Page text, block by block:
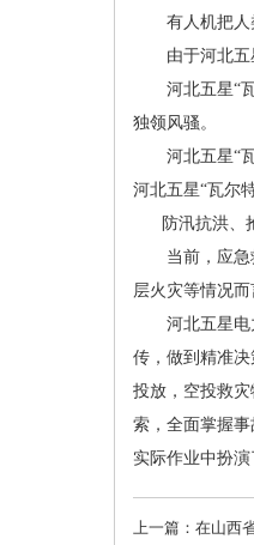
有人机把人类
由于河北五星
河北五星“瓦
独领风骚。
河北五星“瓦
河北五星“瓦尔
防汛抗洪、
当前，应急救
层火灾等情况
河北五星电力
传，做到精准
投放，空投救
索，全面掌握
实际作业中扮演
上一篇： 在山西